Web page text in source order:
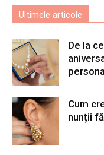
Ultimele articole
De la
Cum
nunții